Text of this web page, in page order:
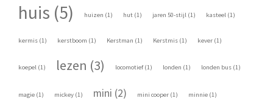
huis (5) huizen (1) hut (1) jaren 50-stijl (1) kasteel (1)
kermis (1) kerstboom (1) Kerstman (1) Kerstmis (1) kever (1)
koepel (1) lezen (3) locomotief (1) londen (1) londen bus (1)
magie (1) mickey (1) mini (2) mini cooper (1) minnie (1)